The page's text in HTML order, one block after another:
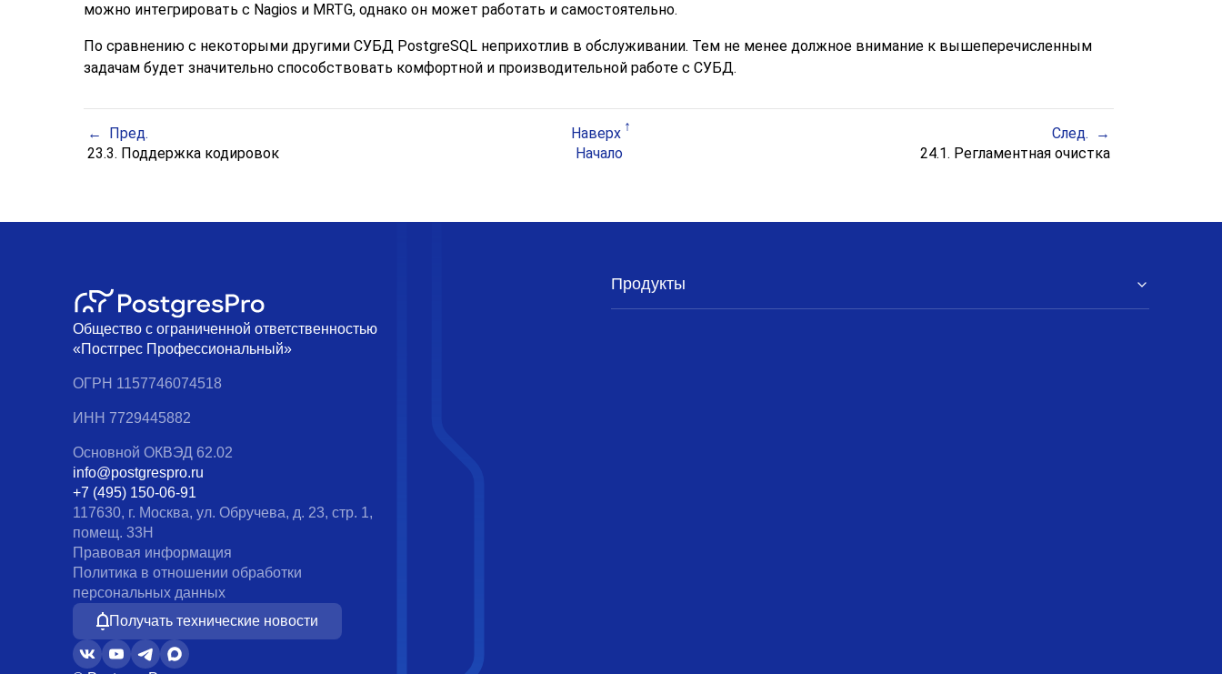
можно интегрировать с Nagios и MRTG, однако он может работать и самостоятельно.
По сравнению с некоторыми другими СУБД PostgreSQL неприхотлив в обслуживании. Тем не менее должное внимание к вышеперечисленным
задачам будет значительно способствовать комфортной и производительной работе с СУБД.
Пред. Наверх
След.
23.3. Поддержка кодировок
Начало 24.1. Регламентная очистка
Общество с ограниченной ответственностью
«Постгрес Профессиональный»
ОГРН 1157746074518
ИНН 7729445882
Основной ОКВЭД 62.02
info@postgrespro.ru
+7 (495) 150-06-91
117630, г. Москва, ул. Обручева, д. 23, стр. 1,
помещ. 33Н
Правовая информация
Политика в отношении обработки
персональных данных
Получать технические новости
Продукты